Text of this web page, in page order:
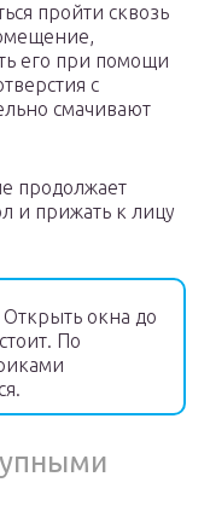
пройти сквозь
его при помощи
с
смачивают
продолжает
и прижать к лицу
Открыть окна до
По